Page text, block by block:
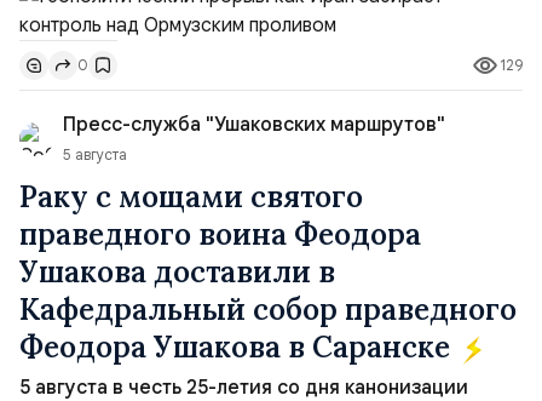
тезисы и последствия этого соглашения:. 1. Новые
доли контроля (75 на 25). Было: Ранее Иран и Оман
контролировали пролив на паритетных началах —
50/50. Стало: Новое соглашение закрепляет за
Ираном...
0 129
Пресс-служба "Ушаковских маршрутов"
5 августа
Раку с мощами святого
праведного воина Феодора
Ушакова доставили в
Кафедральный собор праведного
Феодора Ушакова в Саранске
5 августа в честь 25-летия со дня канонизации